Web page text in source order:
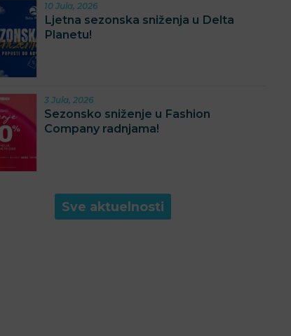
10 Jula, 2026
Ljetna sezonska sniženja u Delta
Planetu!
3 Jula, 2026
Sezonsko sniženje u Fashion
Company radnjama!
Sve aktuelnosti